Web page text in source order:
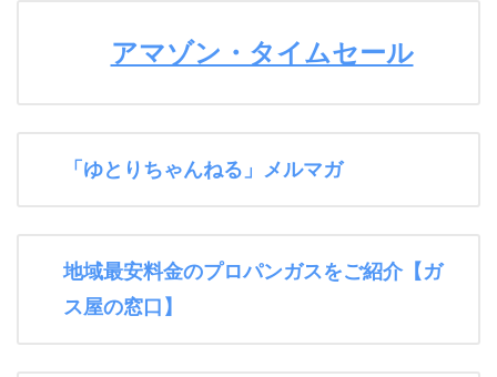
アマゾン・タイムセール
「ゆとりちゃんねる」メルマガ
地域最安料金のプロパンガスをご紹介【ガ
ス屋の窓口】